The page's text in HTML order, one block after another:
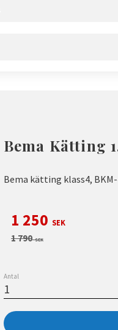
Bema Kätting
Bema kätting klass4,
Nedsatt pris:
1 250 SEK
Ordinarie pris:
1 790SEK
Antal